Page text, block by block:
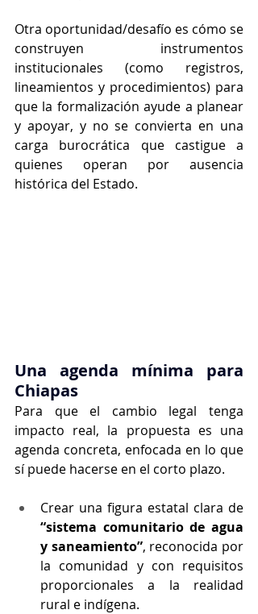
Otra oportunidad/desafío es cómo se
construyen instrumentos
institucionales (como registros,
lineamientos y procedimientos) para
que la formalización ayude a planear
y apoyar, y no se convierta en una
carga burocrática que castigue a
quienes operan por ausencia
histórica del Estado.
Una agenda mínima para
Chiapas
Para que el cambio legal tenga
impacto real, la propuesta es una
agenda concreta, enfocada en lo que
sí puede hacerse en el corto plazo.
“sistema comunitario de agua
y saneamiento”, reconocida por
la comunidad y con requisitos
proporcionales a la realidad
rural e indígena.